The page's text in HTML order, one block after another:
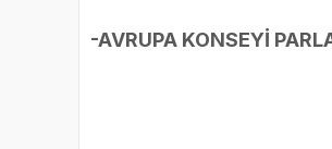
-AVRUPA KONSEYİ